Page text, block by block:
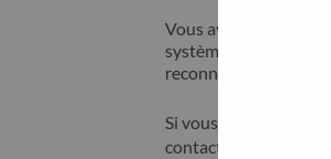
Vous avez postulé
systèmes;
reconnecter.
Si vous rencontrez
contacter nos